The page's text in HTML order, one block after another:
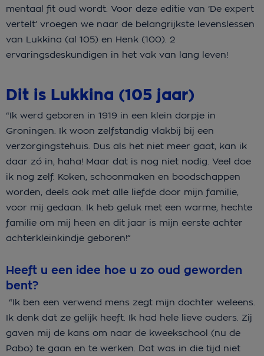
mentaal fit oud wordt. Voor deze editie van ‘De expert
vertelt’ vroegen we naar de belangrijkste levenslessen
van Lukkina (al 105) en Henk (100). 2
ervaringsdeskundigen in het vak van lang leven!
Dit is Lukkina (105 jaar)
“Ik werd geboren in 1919 in een klein dorpje in
Groningen. Ik woon zelfstandig vlakbij bij een
verzorgingstehuis. Dus als het niet meer gaat, kan ik
daar zó in, haha! Maar dat is nog niet nodig. Veel doe
ik nog zelf. Koken, schoonmaken en boodschappen
worden, deels ook met alle liefde door mijn familie,
voor mij gedaan. Ik heb geluk met een warme, hechte
familie om mij heen en dit jaar is mijn eerste achter
achterkleinkindje geboren!”
Heeft u een idee hoe u zo oud geworden
bent?
“Ik ben een verwend mens zegt mijn dochter weleens.
Ik denk dat ze gelijk heeft. Ik had hele lieve ouders. Zij
gaven mij de kans om naar de kweekschool (nu de
Pabo) te gaan en te werken. Dat was in die tijd niet